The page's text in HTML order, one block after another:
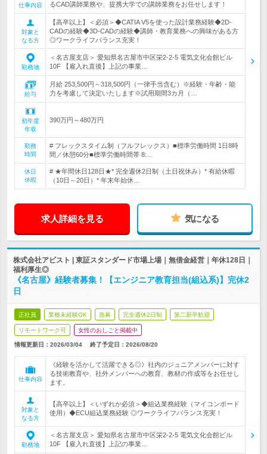
仕事内容
るCAD講師業務や、提携大学での講師業務をお任せします！
対象と
なる方
【高卒以上】＜必須＞◆CATIA V5を使った設計業務経験◆2D-
CADの経験◆3D-CADの経験◆講師・教育業務への興味がある方
◎ワークライフバランス充実！
勤務地
＜名古屋支店＞ 愛知県名古屋市中区栄2-2-5 電気文化会館ビル
10F 【雇入れ直後】上記の事業…
給与
月給 253,500円～318,500円（一律手当含む）※経験・年齢・能
力を考慮して決定いたします※試用期間3カ月（…
初年度
年収
390万円～480万円
勤務
時間
# フレックスタイム制（フルフレックス）■標準労働時間 1日8時
間／休憩60分■標準労働時間帯 8:…
休日
休暇
# ★年間休日128日★* 完全週休2日制（土日祝休み）* 有給休暇
（10日～20日）* 年末年始休…
求人詳細を見る 気になる
株式会社アビスト | 東証スタンダード市場上場｜無借金経営｜年休128日｜
福利厚生◎
《名古屋》経験者募集！【エンジニア教育担当(組込系)】完休2
日
正社員 業種未経験OK 急募 完全週休2日制 第二新卒歓迎
リモートワーク可 女性のおしごと掲載中
情報更新日：2026/03/04 終了予定日： 2026/08/20
仕事内容
《経験を活かして活躍できる◎》社内のジュニアメンバーに対す
る技術教育や、社外メンバーへの教育、教材の作成等をお任せし
ます。
対象と
なる方
【高卒以上】＜いずれか必須＞◆組込業務経験（マイコンボード
使用）◆ECU組込業務経験 ◎ワークライフバランス充実！
勤務地
＜名古屋支店＞ 愛知県名古屋市中区栄2-2-5 電気文化会館ビル
10F 【雇入れ直後】上記の事業…